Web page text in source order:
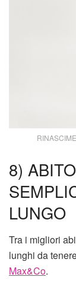
8)
LUNGO
Tra i migliori
lunghi da
Max&Co.